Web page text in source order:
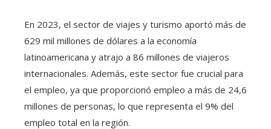
En 2023, el sector de viajes y turismo aportó más de
629 mil millones de dólares a la economía
latinoamericana y atrajo a 86 millones de viajeros
internacionales. Además, este sector fue crucial para
el empleo, ya que proporcionó empleo a más de 24,6
millones de personas, lo que representa el 9% del
empleo total en la región.